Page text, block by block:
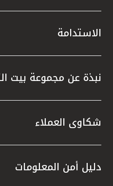
الاستدامة
نبذة عن مجموعة بيت
شكاوى العملاء
دليل أمن المعلومات